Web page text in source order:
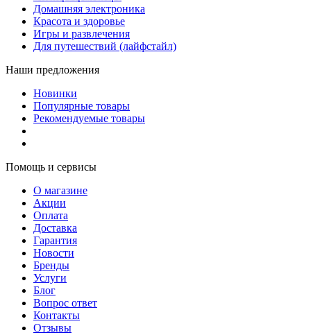
Домашняя электроника
Красота и здоровье
Игры и развлечения
Для путешествий (лайфстайл)
Наши предложения
Новинки
Популярные товары
Рекомендуемые товары
Помощь и сервисы
О магазине
Акции
Оплата
Доставка
Гарантия
Новости
Бренды
Услуги
Блог
Вопрос ответ
Контакты
Отзывы